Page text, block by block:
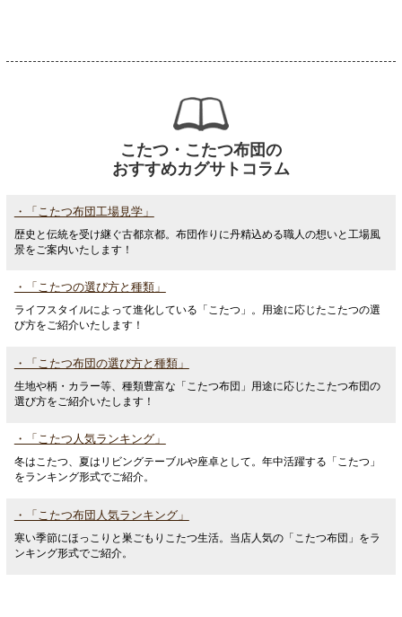
こたつ・こたつ布団の
おすすめカグサトコラム
・「こたつ布団工場見学」
歴史と伝統を受け継ぐ古都京都。布団作りに丹精込める職人の想いと工場風
景をご案内いたします！
・「こたつの選び方と種類」
ライフスタイルによって進化している「こたつ」。用途に応じたこたつの選
び方をご紹介いたします！
・「こたつ布団の選び方と種類」
生地や柄・カラー等、種類豊富な「こたつ布団」用途に応じたこたつ布団の
選び方をご紹介いたします！
・「こたつ人気ランキング」
冬はこたつ、夏はリビングテーブルや座卓として。年中活躍する「こたつ」
をランキング形式でご紹介。
・「こたつ布団人気ランキング」
寒い季節にほっこりと巣ごもりこたつ生活。当店人気の「こたつ布団」をラ
ンキング形式でご紹介。